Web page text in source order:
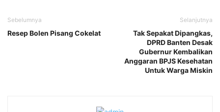
Sebelumnya
Resep Bolen Pisang Cokelat
Selanjutnya
Tak Sepakat Dipangkas,
DPRD Banten Desak
Gubernur Kembalikan
Anggaran BPJS Kesehatan
Untuk Warga Miskin